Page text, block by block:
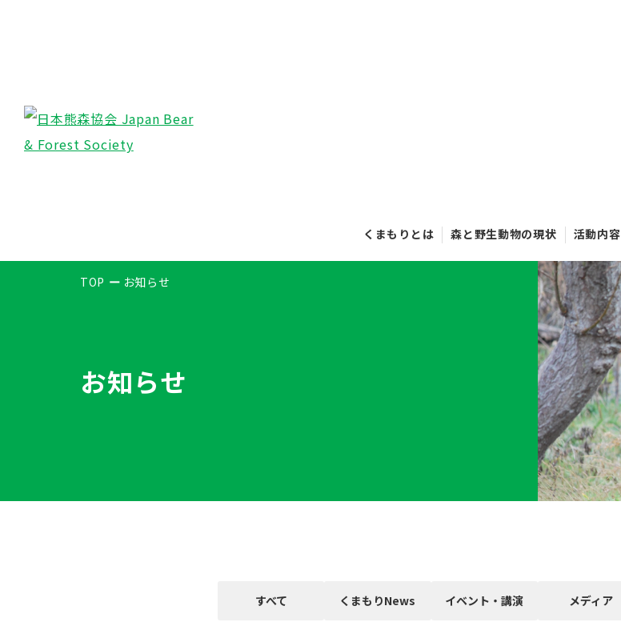
くまもりとは 森と野生動物の現状 活動内容
TOP お知らせ
お知らせ
すべて くまもりNews イベント・講演 メディア